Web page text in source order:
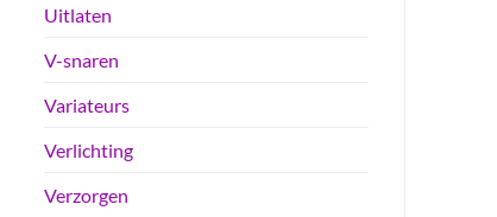
Uitlaten
V-snaren
Variateurs
Verlichting
Verzorgen